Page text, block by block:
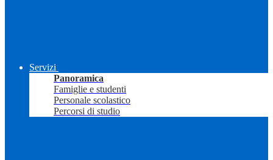
Servizi
Panoramica
Famiglie e studenti
Personale scolastico
Percorsi di studio